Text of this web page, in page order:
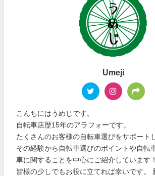
Umeji
こんちにはうめじです。
自転車店歴15年のアラフォーです。
たくさんのお客様の自転車選びをサポート
その経験から自転車選びのポイントや自転
車に関することを中心にご紹介しています！
皆様の少しでもお役に立てれば幸いです。